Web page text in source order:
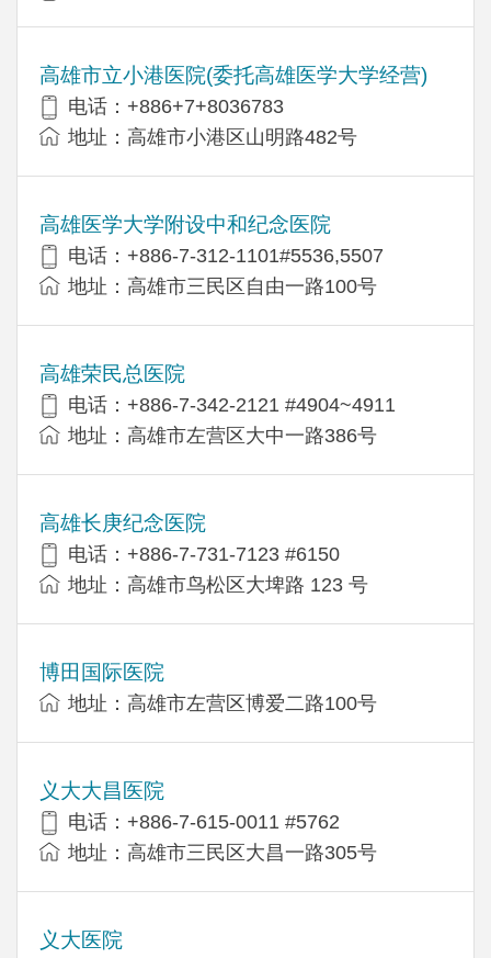
高雄市立小港医院(委托高雄医学大学经营)
电话：+886+7+8036783
地址：高雄市小港区山明路482号
高雄医学大学附设中和纪念医院
电话：+886-7-312-1101#5536,5507
地址：高雄市三民区自由一路100号
高雄荣民总医院
电话：+886-7-342-2121 #4904~4911
地址：高雄市左营区大中一路386号
高雄长庚纪念医院
电话：+886-7-731-7123 #6150
地址：高雄市鸟松区大埤路 123 号
博田国际医院
地址：高雄市左营区博爱二路100号
义大大昌医院
电话：+886-7-615-0011 #5762
地址：高雄市三民区大昌一路305号
义大医院